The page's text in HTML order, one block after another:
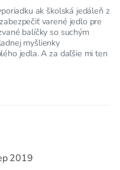
ak školská jedáleň z
varené jedlo pre
balíčky so suchým
myšlienky
jedla. A za daľšie mi ten
2019